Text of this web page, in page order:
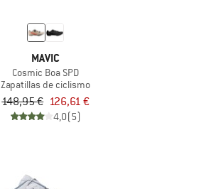
MAVIC
Cosmic Boa SPD
Zapatillas de ciclismo
148,95 € 126,61 €
4,0(5)